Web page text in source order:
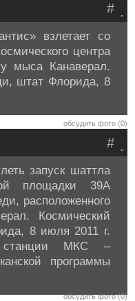
.
#
взлетает со
центра
мыса Канаверал.
штат Флорида, 8
обсудить фото (0)
.
#
запуск шаттла
площадки 39A
расположенного
Космический
8 июля 2011 г.
станции МКС –
программы
обсудить фото (0)